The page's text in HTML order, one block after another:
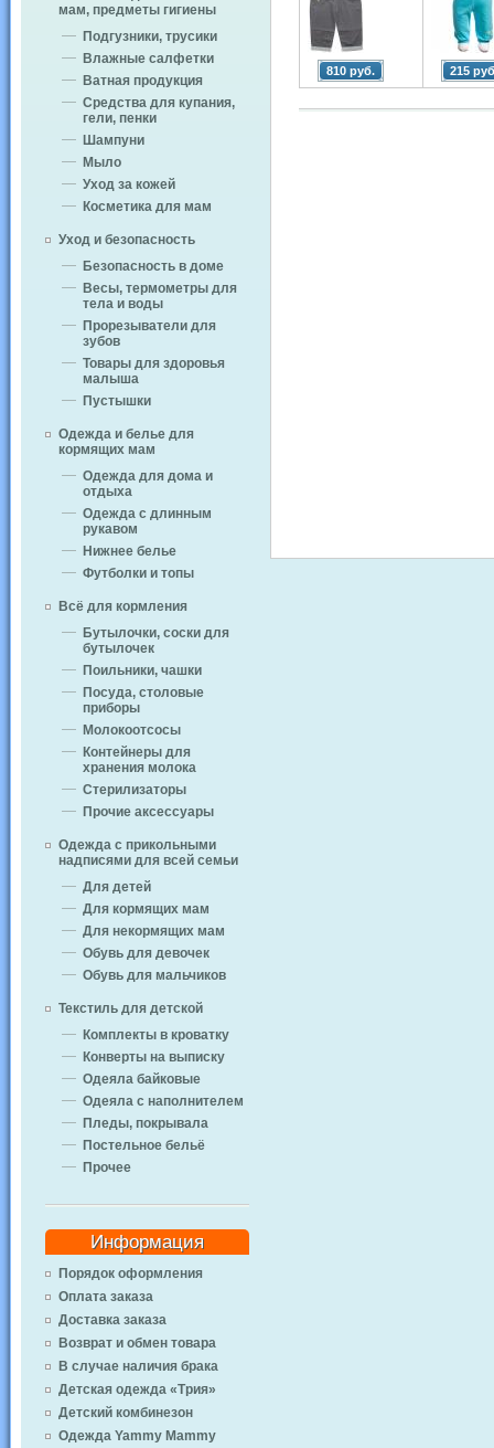
мам, предметы гигиены
Подгузники, трусики
Влажные салфетки
Ватная продукция
Средства для купания,
гели, пенки
Шампуни
Мыло
Уход за кожей
Косметика для мам
Уход и безопасность
Безопасность в доме
Весы, термометры для
тела и воды
Прорезыватели для
зубов
Товары для здоровья
малыша
Пустышки
Одежда и белье для
кормящих мам
Одежда для дома и
отдыха
Одежда с длинным
рукавом
Нижнее белье
Футболки и топы
Всё для кормления
Бутылочки, соски для
бутылочек
Поильники, чашки
Посуда, столовые
приборы
Молокоотсосы
Контейнеры для
хранения молока
Стерилизаторы
Прочие аксессуары
Одежда с прикольными
надписями для всей семьи
Для детей
Для кормящих мам
Для некормящих мам
Обувь для девочек
Обувь для мальчиков
Текстиль для детской
Комплекты в кроватку
Конверты на выписку
Одеяла байковые
Одеяла с наполнителем
Пледы, покрывала
Постельное бельё
Прочее
Информация
Порядок оформления
Оплата заказа
Доставка заказа
Возврат и обмен товара
В случае наличия брака
Детская одежда «Трия»
Детский комбинезон
Одежда Yammy Mammy
810 руб. 215